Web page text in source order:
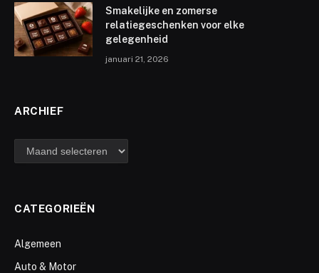
Smakelijke en zomerse
relatiegeschenken voor elke
gelegenheid
januari 21, 2026
ARCHIEF
archief
CATEGORIEËN
Algemeen
Auto & Motor